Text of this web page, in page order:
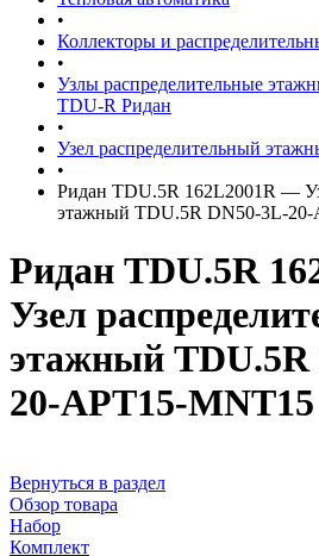
•
Коллекторы и
•
Узлы распределительные
TDU-R Ридан
•
Узел распределительный
•
Ридан TDU.5R 162L2001R —
этажный TDU.5R DN50-3L-
Ридан TDU.5R
Узел
этажный TDU.5R
20-APT15-MNT15
Вернуться в раздел
Обзор товара
Набор
Комплект